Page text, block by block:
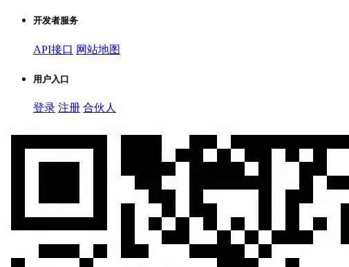
开发者服务
API接口 网站地图
用户入口
登录 注册 合伙人